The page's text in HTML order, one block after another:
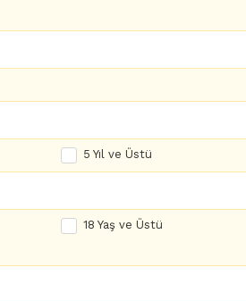
5 Yıl ve Üstü
18 Yaş ve Üstü